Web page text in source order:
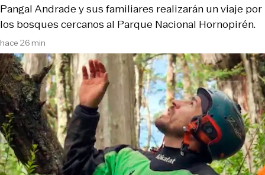
hace 26 min
Pangal Andrade y sus familiares realizarán un viaje por
los bosques cercanos al Parque Nacional Hornopirén.